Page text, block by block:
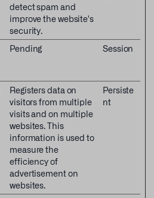
detect spam and
improve the website's
security.
Pending Session
Registers data on
visitors from multiple
visits and on multiple
websites. This
information is used to
measure the
efficiency of
advertisement on
websites.
Persiste
nt